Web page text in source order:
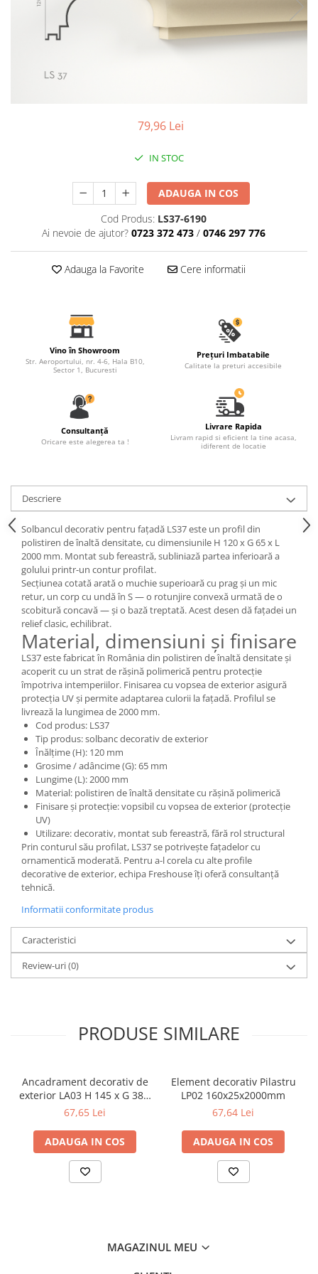
Baze coloane
Capiteluri coloane
Inele coloane
Capiteluri semicoloane
Piedestaluri semicoloane
Trunchiuri semicoloane
Mulaje de interior
Rozete de interior
Cadru de arc
Șeminee decorative
Console de interior
Cadre de ușă
Ornamente de colț
79,96 Lei
IN STOC
ADAUGA IN COS
Cod Produs: LS37-6190
Ai nevoie de ajutor? 0723 372 473 / 0746 297 776
Adauga la Favorite Cere informatii
Vino în Showroom
Str. Aeroportului, nr. 4-6, Hala B10,
Sector 1, Bucuresti
Prețuri Imbatabile
Calitate la preturi accesibile
Consultanță
Oricare este alegerea ta !
Livrare Rapida
Livram rapid si eficient la tine acasa,
idiferent de locatie
Descriere
Solbancul decorativ pentru fațadă LS37 este un profil din
polistiren de înaltă densitate, cu dimensiunile H 120 x G 65 x L
2000 mm. Montat sub fereastră, subliniază partea inferioară a
golului printr-un contur profilat.
Secțiunea cotată arată o muchie superioară cu prag și un mic
retur, un corp cu undă în S — o rotunjire convexă urmată de o
scobitură concavă — și o bază treptată. Acest desen dă fațadei un
relief clasic, echilibrat.
Material, dimensiuni și finisare
LS37 este fabricat în România din polistiren de înaltă densitate și
acoperit cu un strat de rășină polimerică pentru protecție
împotriva intemperiilor. Finisarea cu vopsea de exterior asigură
protecția UV și permite adaptarea culorii la fațadă. Profilul se
livrează la lungimea de 2000 mm.
Cod produs: LS37
Tip produs: solbanc decorativ de exterior
Înălțime (H): 120 mm
Grosime / adâncime (G): 65 mm
Lungime (L): 2000 mm
Material: polistiren de înaltă densitate cu rășină polimerică
Finisare și protecție: vopsibil cu vopsea de exterior (protecție
UV)
Utilizare: decorativ, montat sub fereastră, fără rol structural
Prin conturul său profilat, LS37 se potrivește fațadelor cu
ornamentică moderată. Pentru a-l corela cu alte profile
decorative de exterior, echipa Freshouse îți oferă consultanță
tehnică.
Informatii conformitate produs
Caracteristici
Review-uri(0)
PRODUSE SIMILARE
Ancadrament decorativ de
exterior LA03 H 145 x G 38 x
L 2000 mm
67,65 Lei
ADAUGA IN COS
Element decorativ Pilastru
LP02 160x25x2000mm
67,64 Lei
ADAUGA IN COS
MAGAZINUL MEU